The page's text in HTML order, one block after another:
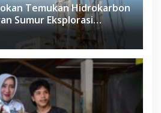
Temukan Hidrokarbon
Sumur Eksplorasi
001